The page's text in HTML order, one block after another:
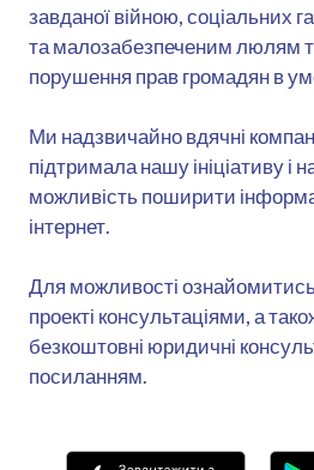
завданої війною, соціальних
та малозабезпеченим люлям
порушення прав громадян в
Ми надзвичайно вдячні
підтримала нашу ініціативу і
можливість поширити
інтернет.
Для можливості
проекті консультаціями, а
безкоштовні юридичні
посиланням.